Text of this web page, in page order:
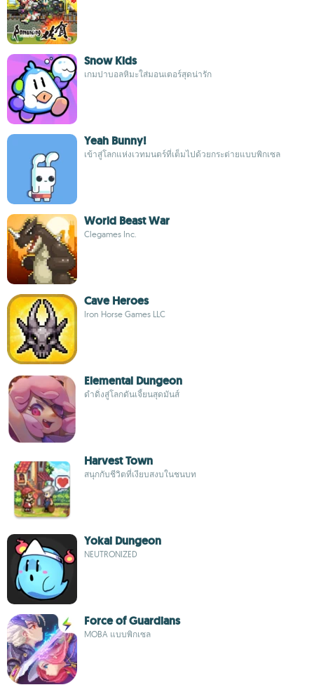
Snow Kids
เกมปาบอลหิมะใส่มอนเตอร์สุดน่ารัก
Yeah Bunny!
เข้าสู่โลกแห่งเวทมนตร์ที่เต็มไปด้วยกระต่ายแบบพิกเซล
World Beast War
Clegames Inc.
Cave Heroes
Iron Horse Games LLC
Elemental Dungeon
ดำดิ่งสู่โลกดันเจี้ยนสุดมันส์
Harvest Town
สนุกกับชีวิตที่เงียบสงบในชนบท
Yokai Dungeon
NEUTRONIZED
Force of Guardians
MOBA แบบพิกเซล